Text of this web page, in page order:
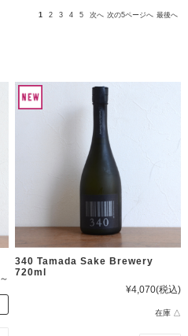
1 2 3 4 5 次へ 次の5ページへ 最後へ
～
340 Tamada Sake Brewery
720ml
¥4,070(税込)
在庫 △